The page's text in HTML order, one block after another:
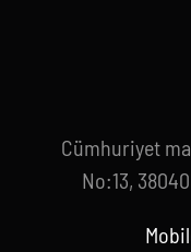
Cümhuriyet
No:13,